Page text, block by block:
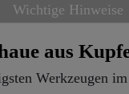
Wichtige Hinweise
aus
Werkzeugen